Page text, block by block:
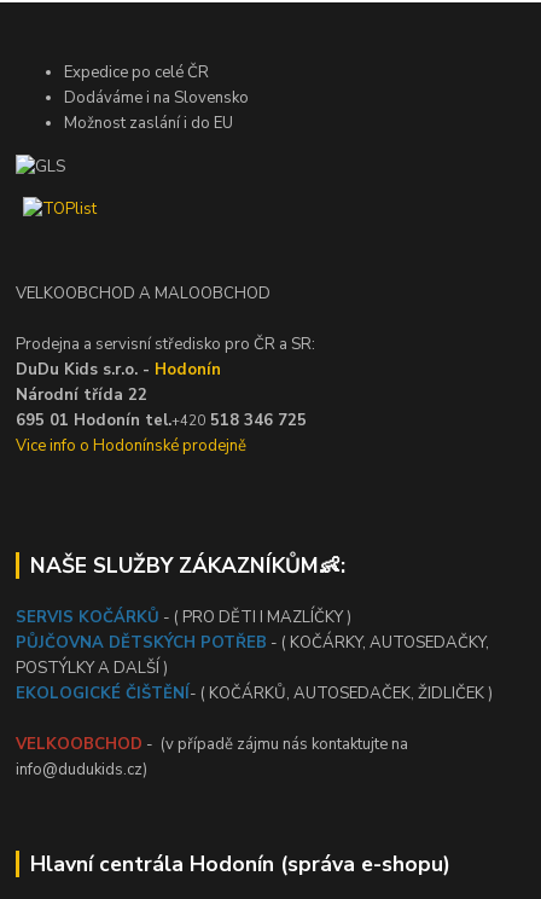
Expedice po celé ČR
Dodáváme i na Slovensko
Možnost zaslání i do EU
VELKOOBCHOD A MALOOBCHOD
Prodejna a servisní středisko pro ČR a SR:
DuDu Kids s.r.o. - Hodonín
Národní třída 22
695 01 Hodonín tel.+420 518 346 725
Vice info o Hodonínské prodejně
NAŠE SLUŽBY ZÁKAZNÍKŮM👶:
SERVIS KOČÁRKŮ - ( PRO DĚTI I MAZLÍČKY )
PŮJČOVNA DĚTSKÝCH POTŘEB - ( KOČÁRKY, AUTOSEDAČKY,
POSTÝLKY A DALŠÍ )
EKOLOGICKÉ ČIŠTĚNÍ- ( KOČÁRKŮ, AUTOSEDAČEK, ŽIDLIČEK )
VELKOOBCHOD - (v případě zájmu nás kontaktujte na
info@dudukids.cz)
Hlavní centrála Hodonín (správa e-shopu)